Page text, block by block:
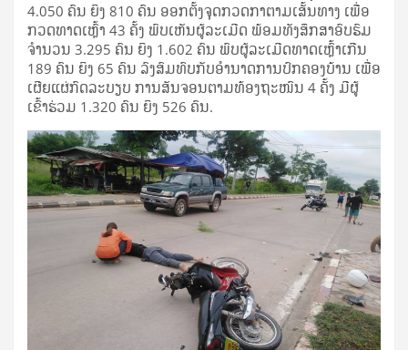
4.050 ຄົນ ຍິງ 810 ຄົນ ອອກຕັ້ງຈຸດກວດກາຕາມເສັ້ນທາງ ເພື່ອ
ກວດທາດເຫຼົ້າ 43 ຄັ້ງ ພົບເຫັນຜູ້ລະເມີດ ພ້ອມທັງສຶກສາອົບຮົມ
ຈໍານວນ 3.295 ຄົນ ຍິງ 1.602 ຄົນ ພົບຜູ້ລະເມີດທາດເຫຼົ້າເກີນ
189 ຄົນ ຍິງ 65 ຄົນ ລົງສົມທົບກັບອໍານາດການປົກຄອງບ້ານ ເພື່ອ
ເຜີຍແຜ່ກົດລະບຽບ ການສັນຈອນຕາມທ້ອງຖະໜົນ 4 ຄັ້ງ ມີຜູ້
ເຂົ້າຮ່ວມ 1.320 ຄົນ ຍິງ 526 ຄົນ.